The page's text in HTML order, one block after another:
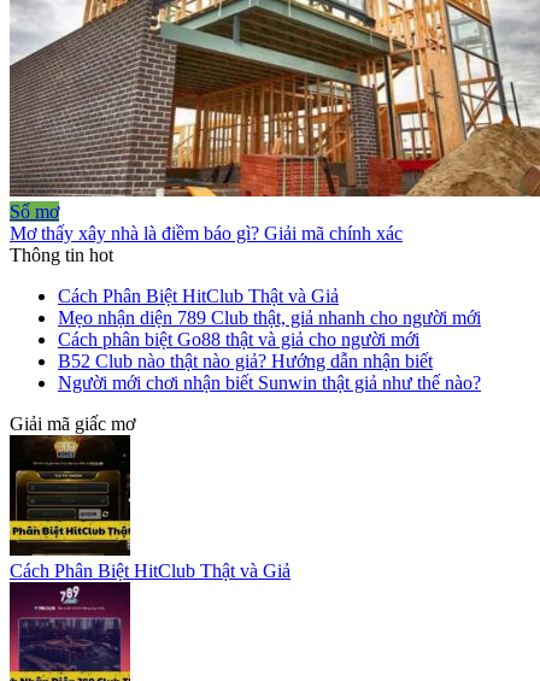
Sổ mơ
Mơ thấy xây nhà là điềm báo gì? Giải mã chính xác
Thông tin hot
Cách Phân Biệt HitClub Thật và Giả
Mẹo nhận diện 789 Club thật, giả nhanh cho người mới
Cách phân biệt Go88 thật và giả cho người mới
B52 Club nào thật nào giả? Hướng dẫn nhận biết
Người mới chơi nhận biết Sunwin thật giả như thế nào?
Giải mã giấc mơ
Cách Phân Biệt HitClub Thật và Giả